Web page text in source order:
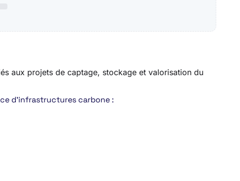
aux projets de captage, stockage et valorisation du
d’infrastructures carbone :